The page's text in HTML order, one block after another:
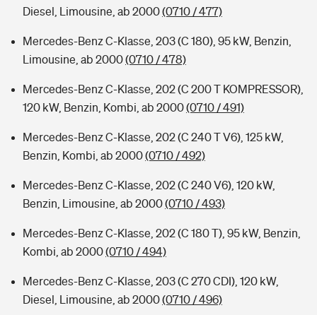
Diesel, Limousine, ab 2000(0710 / 477)
Mercedes-Benz C-Klasse, 203 (C 180), 95 kW, Benzin,
Limousine, ab 2000(0710 / 478)
Mercedes-Benz C-Klasse, 202 (C 200 T KOMPRESSOR),
120 kW, Benzin, Kombi, ab 2000(0710 / 491)
Mercedes-Benz C-Klasse, 202 (C 240 T V6), 125 kW,
Benzin, Kombi, ab 2000(0710 / 492)
Mercedes-Benz C-Klasse, 202 (C 240 V6), 120 kW,
Benzin, Limousine, ab 2000(0710 / 493)
Mercedes-Benz C-Klasse, 202 (C 180 T), 95 kW, Benzin,
Kombi, ab 2000(0710 / 494)
Mercedes-Benz C-Klasse, 203 (C 270 CDI), 120 kW,
Diesel, Limousine, ab 2000(0710 / 496)